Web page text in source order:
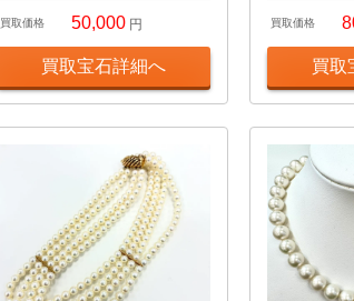
買取価格 50,000 円
買取宝石詳細へ
買取価格
買取